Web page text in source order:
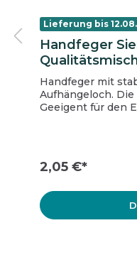
Lieferung bis
Handfeger
Handfeger mit
Aufhängeloch.
Geeigent für den
2,05 €*